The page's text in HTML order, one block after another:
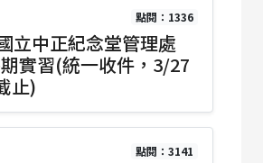
點閱：1336
立中正紀念堂管理處
期實習(統一收件，3/27
止)
點閱：3141